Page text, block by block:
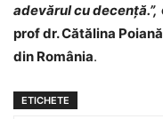
adevărul cu decență.”,
prof dr. Cătălina
din România.
ETICHETE